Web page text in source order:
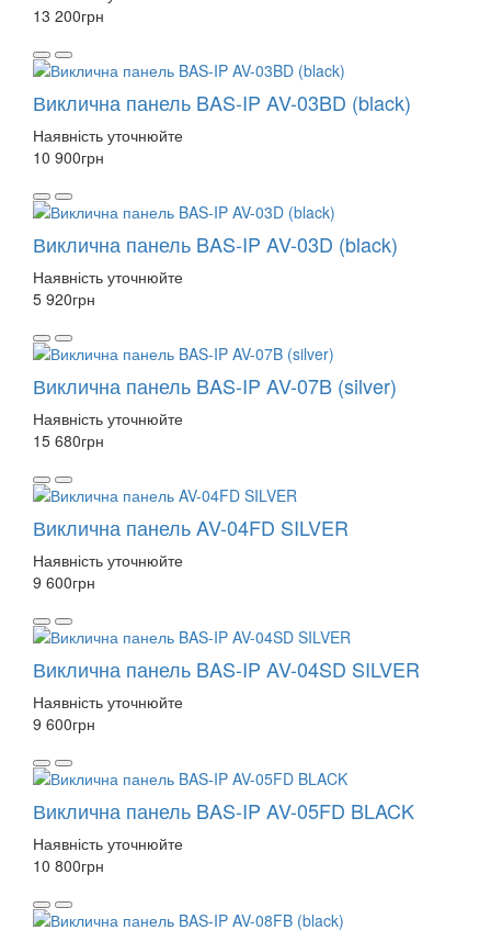
13 200грн
Виклична панель BAS-IP AV-03BD (black)
Наявність уточнюйте
10 900грн
Виклична панель BAS-IP AV-03D (black)
Наявність уточнюйте
5 920грн
Виклична панель BAS-IP AV-07B (silver)
Наявність уточнюйте
15 680грн
Виклична панель AV-04FD SILVER
Наявність уточнюйте
9 600грн
Виклична панель BAS-IP AV-04SD SILVER
Наявність уточнюйте
9 600грн
Виклична панель BAS-IP AV-05FD BLACK
Наявність уточнюйте
10 800грн